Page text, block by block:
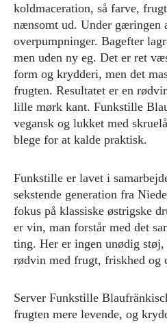
koldmaceration, så farve,
nænsomt ud. Under gæringen
overpumpninger. Bagefter
men uden ny eg. Det er ret
form og krydderi, men det
frugten. Resultatet er en
lille mørk kant. Funkstille
vegansk og lukket med
blege for at kalde praktisk.
Funkstille er lavet i
sekstende generation fra
fokus på klassiske østrigske
er vin, man forstår med det
ting. Her er ingen unødig
rødvin med frugt, friskhed og
Server Funkstille
frugten mere levende, og